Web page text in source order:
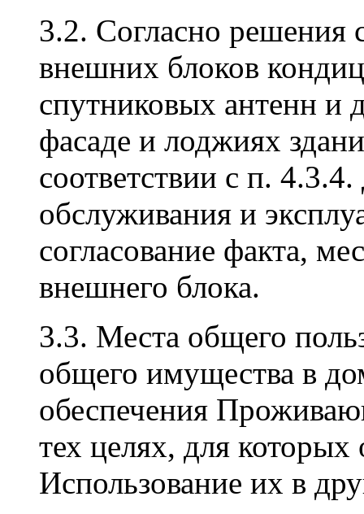
3.2. Согласно решения
внешних блоков
спутниковых антенн и
фасаде и лоджиях
соответствии с п.
обслуживания и
согласование факта,
внешнего блока.
3.3. Места общего
общего имущества в
обеспечения
тех целях, для
Использование их в